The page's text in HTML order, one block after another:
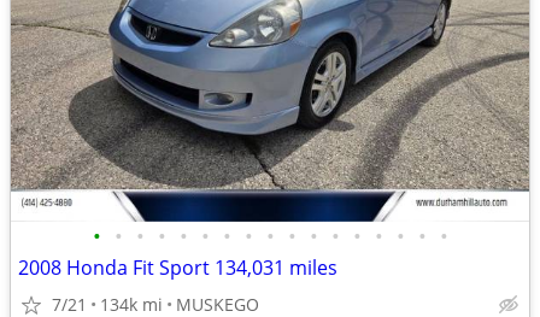
• • • • • • • • • • • • • • • • •
2008 Honda Fit Sport 134,031 miles
7/21 134k mi MUSKEGO